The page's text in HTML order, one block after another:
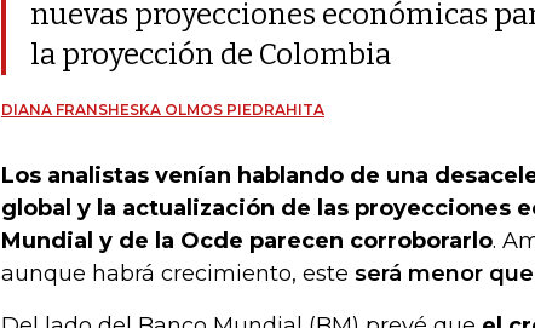
nuevas proyecciones económicas
la proyección de Colombia
DIANA FRANSHESKA OLMOS PIEDRAHITA
Los analistas venían hablando de una
global y la actualización de las proyecciones
Mundial y de la Ocde parecen corroborarlo.
aunque habrá crecimiento, este será menor